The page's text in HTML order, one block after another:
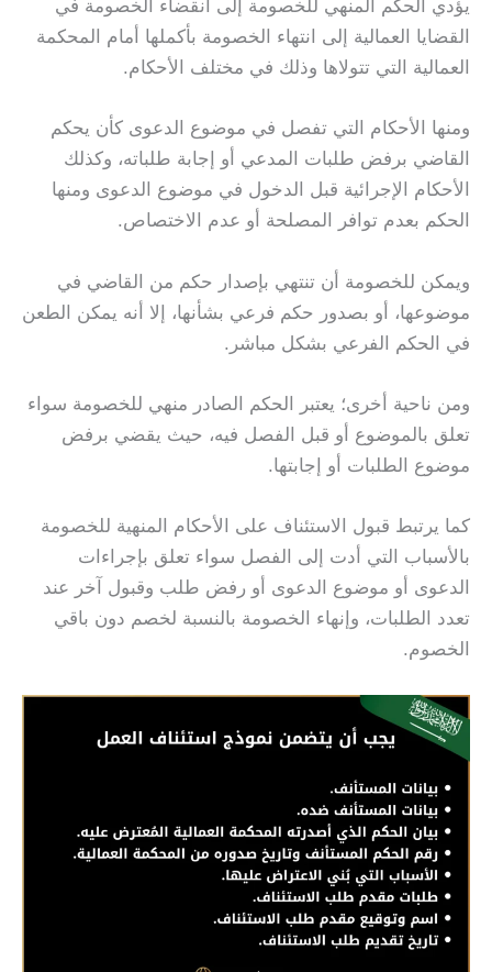
يؤدي الحكم المنهي للخصومة إلى انقضاء الخصومة في
القضايا العمالية إلى انتهاء الخصومة بأكملها أمام المحكمة
العمالية التي تتولاها وذلك في مختلف الأحكام.
ومنها الأحكام التي تفصل في موضوع الدعوى كأن يحكم
القاضي برفض طلبات المدعي أو إجابة طلباته، وكذلك
الأحكام الإجرائية قبل الدخول في موضوع الدعوى ومنها
الحكم بعدم توافر المصلحة أو عدم الاختصاص.
ويمكن للخصومة أن تنتهي بإصدار حكم من القاضي في
موضوعها، أو بصدور حكم فرعي بشأنها، إلا أنه يمكن الطعن
في الحكم الفرعي بشكل مباشر.
ومن ناحية أخرى؛ يعتبر الحكم الصادر منهي للخصومة سواء
تعلق بالموضوع أو قبل الفصل فيه، حيث يقضي برفض
موضوع الطلبات أو إجابتها.
كما يرتبط قبول الاستئناف على الأحكام المنهية للخصومة
بالأسباب التي أدت إلى الفصل سواء تعلق بإجراءات
الدعوى أو موضوع الدعوى أو رفض طلب وقبول آخر عند
تعدد الطلبات، وإنهاء الخصومة بالنسبة لخصم دون باقي
الخصوم.